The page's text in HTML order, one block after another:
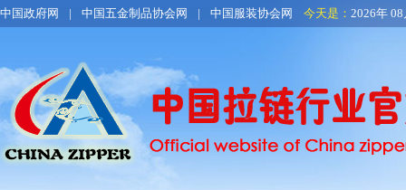
中国政府网 | 中国五金制品协会网 | 中国服装协会网 今天是： 2026年